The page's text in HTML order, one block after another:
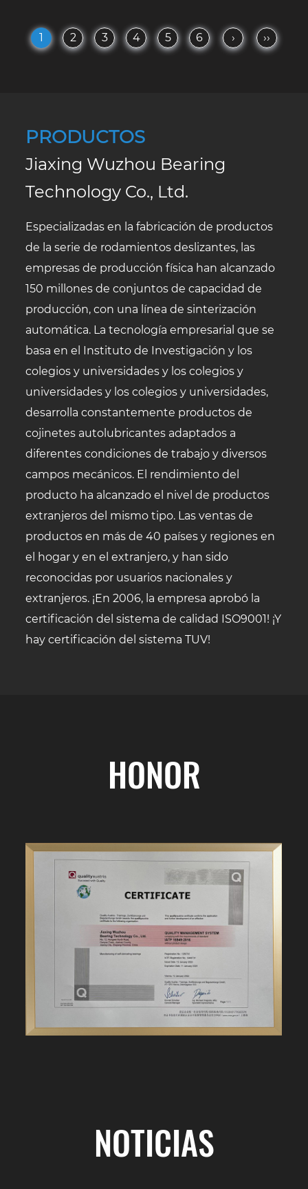
1 2 3 4 5 6 › ››
PRODUCTOS
Jiaxing Wuzhou Bearing
Technology Co., Ltd.
Especializadas en la fabricación de productos
de la serie de rodamientos deslizantes, las
empresas de producción física han alcanzado
150 millones de conjuntos de capacidad de
producción, con una línea de sinterización
automática. La tecnología empresarial que se
basa en el Instituto de Investigación y los
colegios y universidades y los colegios y
universidades y los colegios y universidades,
desarrolla constantemente productos de
cojinetes autolubricantes adaptados a
diferentes condiciones de trabajo y diversos
campos mecánicos. El rendimiento del
producto ha alcanzado el nivel de productos
extranjeros del mismo tipo. Las ventas de
productos en más de 40 países y regiones en
el hogar y en el extranjero, y han sido
reconocidas por usuarios nacionales y
extranjeros. ¡En 2006, la empresa aprobó la
certificación del sistema de calidad ISO9001! ¡Y
hay certificación del sistema TUV!
HONOR
NOTICIAS